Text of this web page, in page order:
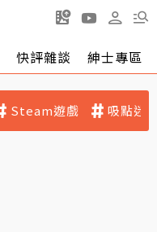
快評雜談 紳士專區
Steam遊戲 吸點迷